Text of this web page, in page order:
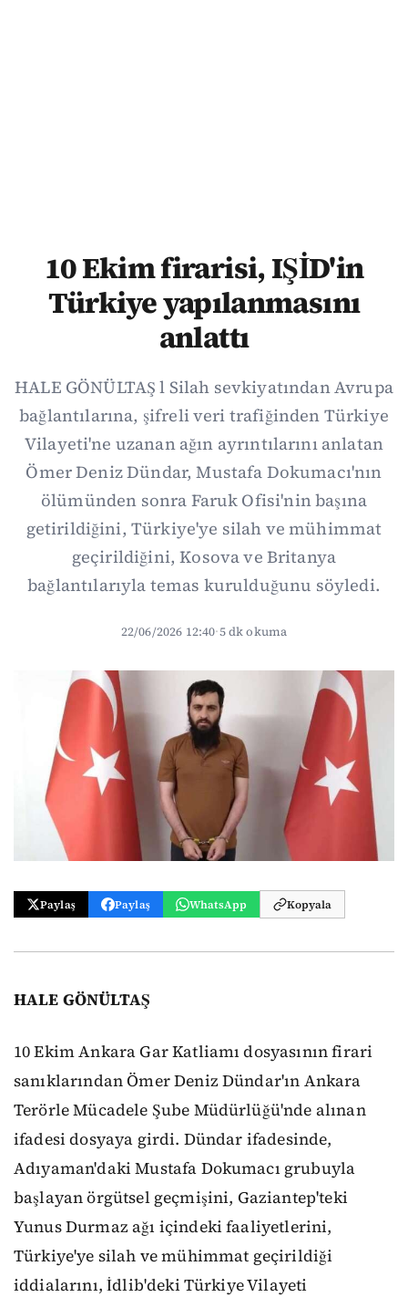
10 Ekim firarisi, IŞİD'in
Türkiye yapılanmasını
anlattı
HALE GÖNÜLTAŞ l Silah sevkiyatından Avrupa
bağlantılarına, şifreli veri trafiğinden Türkiye
Vilayeti'ne uzanan ağın ayrıntılarını anlatan
Ömer Deniz Dündar, Mustafa Dokumacı'nın
ölümünden sonra Faruk Ofisi'nin başına
getirildiğini, Türkiye'ye silah ve mühimmat
geçirildiğini, Kosova ve Britanya
bağlantılarıyla temas kurulduğunu söyledi.
22/06/2026 12:40·5 dk okuma
Paylaş Paylaş WhatsApp Kopyala
HALE GÖNÜLTAŞ
10 Ekim Ankara Gar Katliamı dosyasının firari
sanıklarından Ömer Deniz Dündar'ın Ankara
Terörle Mücadele Şube Müdürlüğü'nde alınan
ifadesi dosyaya girdi. Dündar ifadesinde,
Adıyaman'daki Mustafa Dokumacı grubuyla
başlayan örgütsel geçmişini, Gaziantep'teki
Yunus Durmaz ağı içindeki faaliyetlerini,
Türkiye'ye silah ve mühimmat geçirildiği
iddialarını, İdlib'deki Türkiye Vilayeti